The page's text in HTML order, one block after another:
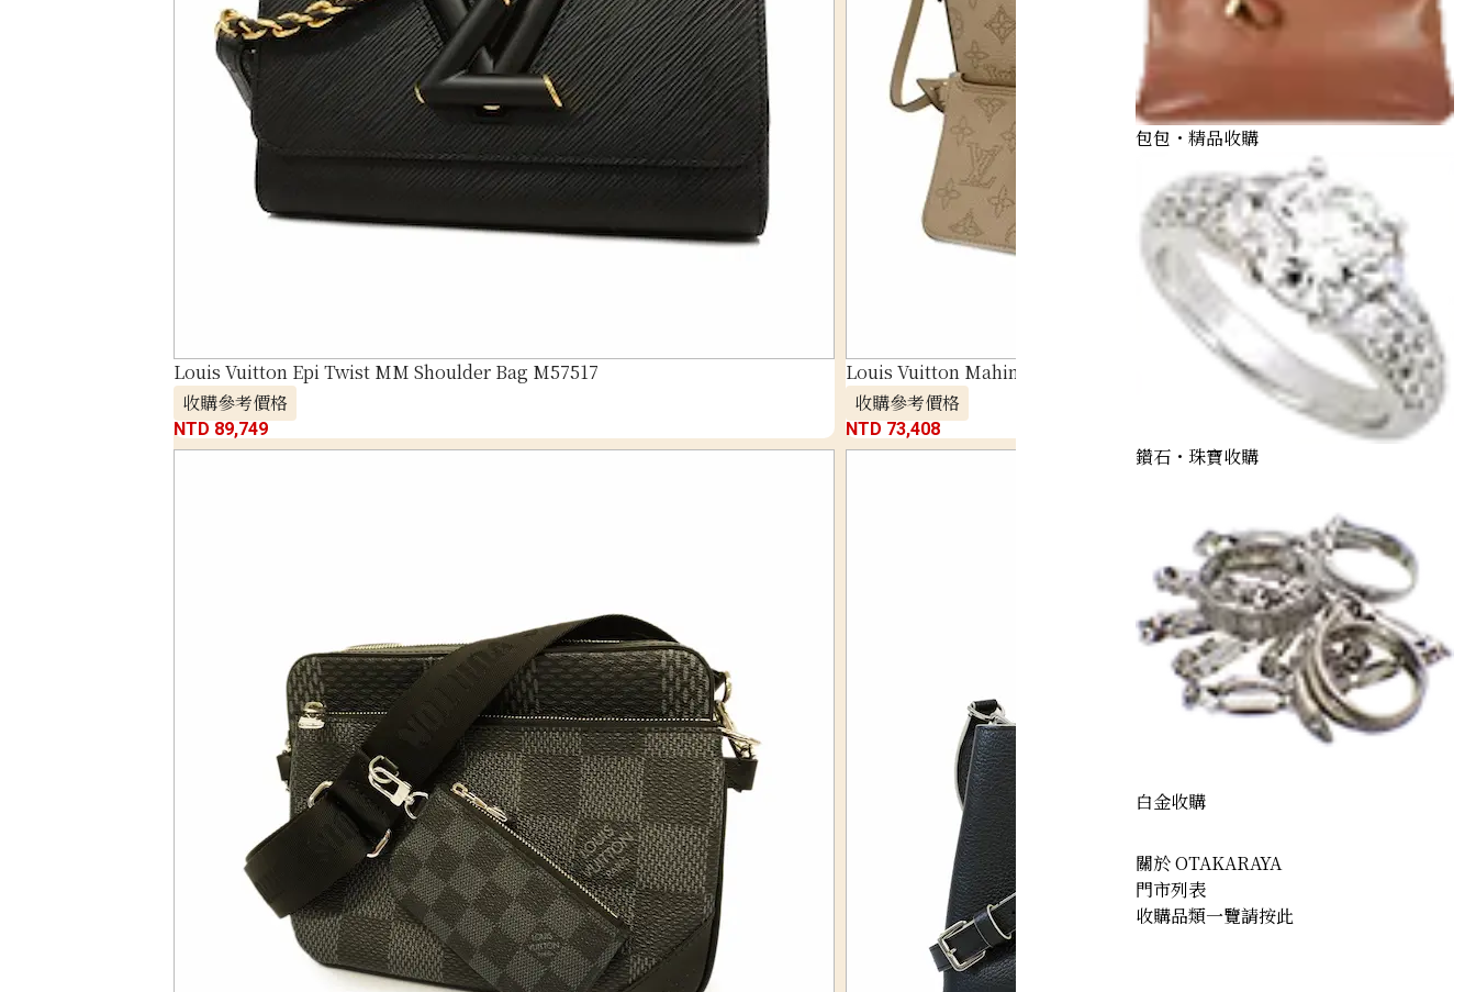
Louis Vuitton Epi Twist MM Shoulder Bag M57517
收購參考價格
NTD 89,749
Louis Vuitton Mahina Blossom Handbag M21849
收購參考價格
NTD 73,408
包包・精品收購
鑽石・珠寶收購
白金收購
關於 OTAKARAYA
門市列表
收購品類一覽請按此